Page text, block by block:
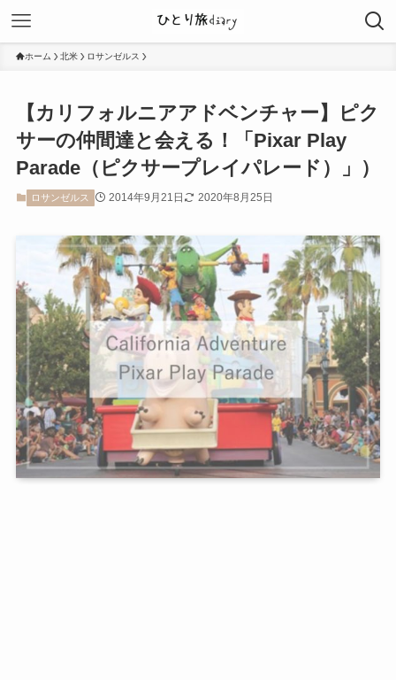
ホーム 北米 ロサンゼルス
【カリフォルニアアドベンチャー】ピク
サーの仲間達と会える！「Pixar Play
Parade（ピクサープレイパレード）」）
ロサンゼルス 2014年9月21日 2020年8月25日